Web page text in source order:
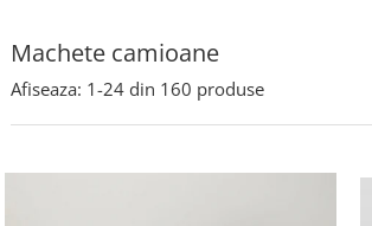
Machete camioane
Afiseaza: 1-24 din 160 produse